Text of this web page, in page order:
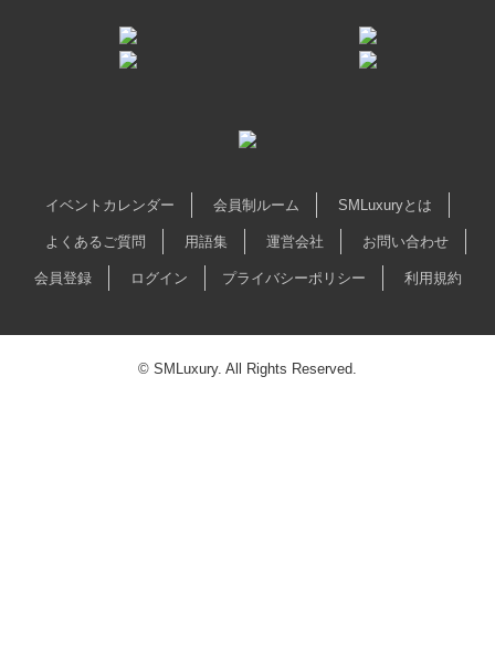
イベントカレンダー 会員制ルーム SMLuxuryとは
よくあるご質問 用語集 運営会社 お問い合わせ
会員登録 ログイン プライバシーポリシー 利用規約
© SMLuxury. All Rights Reserved.